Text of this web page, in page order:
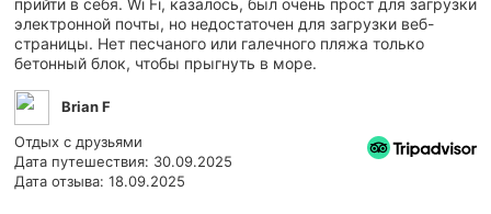
электронной почты, но недостаточен для загрузки веб-
страницы. Нет песчаного или галечного пляжа только
бетонный блок, чтобы прыгнуть в море.
Brian F
Отдых с друзьями
Дата путешествия: 30.09.2025
Дата отзыва: 18.09.2025